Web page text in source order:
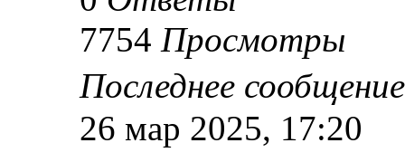
7754 Просмотры
Последнее
26 мар 2025, 17:20